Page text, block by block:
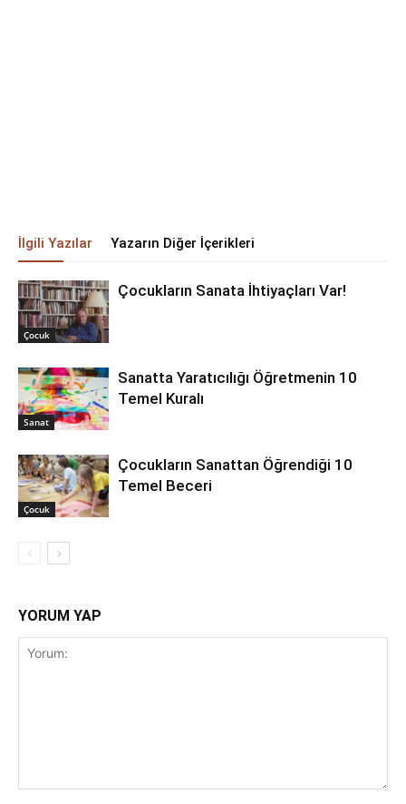
İlgili Yazılar Yazarın Diğer İçerikleri
Çocuk
Çocukların Sanata İhtiyaçları Var!
Sanat
Sanatta Yaratıcılığı Öğretmenin 10
Temel Kuralı
Çocuk
Çocukların Sanattan Öğrendiği 10
Temel Beceri
YORUM YAP